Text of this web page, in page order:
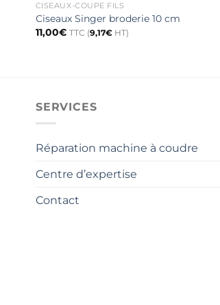
CISEAUX-COUPE FILS
Ciseaux Singer broderie 10 cm
11,00€ TTC (9,17€HT)
SERVICES
Réparation machine à coudre
Centre d’expertise
Contact